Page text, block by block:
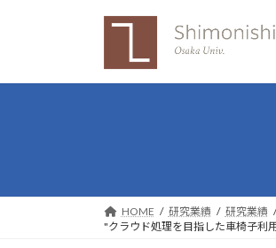
プ
動
HOME 研究業績
研究業績
"クラウド処理を目指した車椅子利